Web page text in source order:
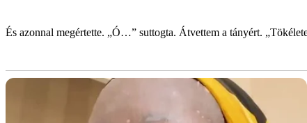
És azonnal megértette. „Ó…” suttogta. Átvettem a tányért.